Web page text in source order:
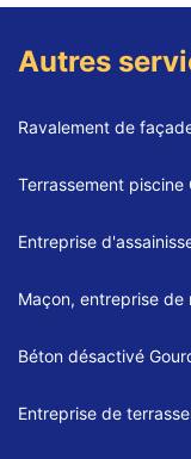
Autres
Ravalement de
Terrassement piscine
Entreprise
Maçon, entreprise de
Béton désactivé
Entreprise de